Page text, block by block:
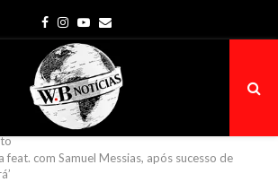
Facebook
Instagram
Youtube
Email
feat. com Samuel Messias, após sucesso de